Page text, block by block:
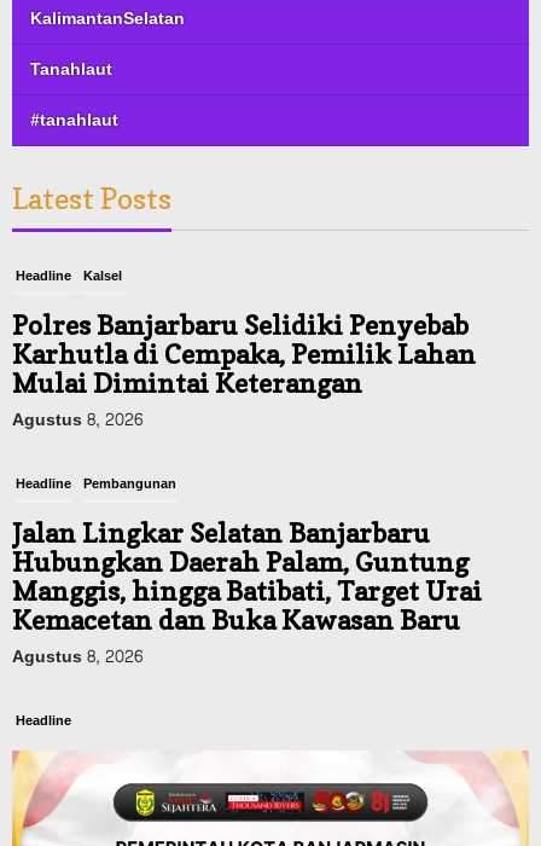
KalimantanSelatan
Tanahlaut
#tanahlaut
Latest Posts
Headline Kalsel
Polres Banjarbaru Selidiki Penyebab
Karhutla di Cempaka, Pemilik Lahan
Mulai Dimintai Keterangan
Agustus 8, 2026
Headline Pembangunan
Jalan Lingkar Selatan Banjarbaru
Hubungkan Daerah Palam, Guntung
Manggis, hingga Batibati, Target Urai
Kemacetan dan Buka Kawasan Baru
Agustus 8, 2026
Headline
Panaskan Kembali Arena Panjat Tebing,
FPTI Banjarmasin Siapkan Sirkuit se-
Kalsel